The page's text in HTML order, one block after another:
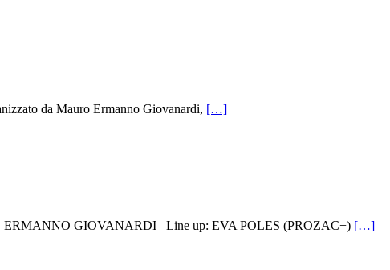
da Mauro Ermanno Giovanardi, […]
ERMANNO GIOVANARDI Line up: EVA POLES (PROZAC+) […]